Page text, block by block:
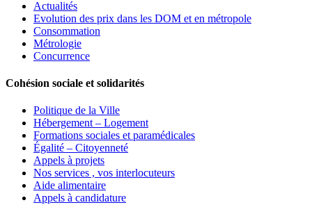
Actualités
Evolution des prix dans les DOM et en métropole
Consommation
Métrologie
Concurrence
Cohésion sociale et solidarités
Politique de la Ville
Hébergement – Logement
Formations sociales et paramédicales
Égalité – Citoyenneté
Appels à projets
Nos services , vos interlocuteurs
Aide alimentaire
Appels à candidature